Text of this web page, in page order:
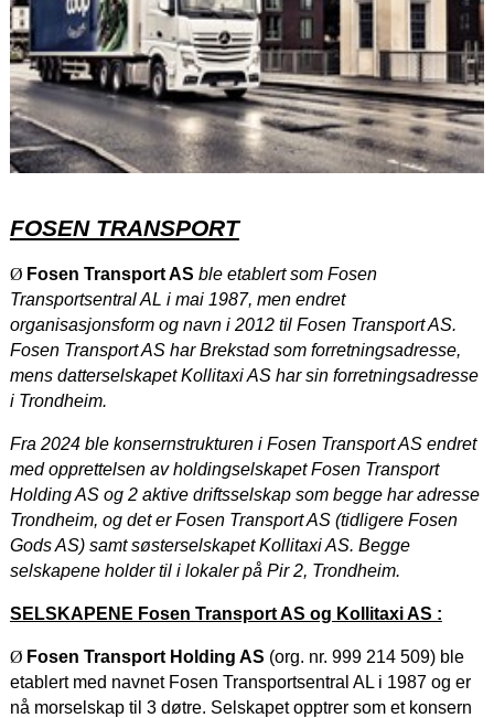
FOSEN TRANSPORT
Ø Fosen Transport AS ble etablert som Fosen
Transportsentral AL i mai 1987, men endret
organisasjonsform og navn i 2012 til Fosen Transport AS.
Fosen Transport AS har Brekstad som forretningsadresse,
mens datterselskapet Kollitaxi AS har sin forretningsadresse
i Trondheim.
Fra 2024 ble konsernstrukturen i Fosen Transport AS endret
med opprettelsen av holdingselskapet Fosen Transport
Holding AS og 2 aktive driftsselskap som begge har adresse
Trondheim, og det er Fosen Transport AS (tidligere Fosen
Gods AS) samt søsterselskapet Kollitaxi AS. Begge
selskapene holder til i lokaler på Pir 2, Trondheim.
SELSKAPENE Fosen Transport AS og Kollitaxi AS :
Ø Fosen Transport Holding AS (org. nr. 999 214 509) ble
etablert med navnet Fosen Transportsentral AL i 1987 og er
nå morselskap til 3 døtre. Selskapet opptrer som et konsern